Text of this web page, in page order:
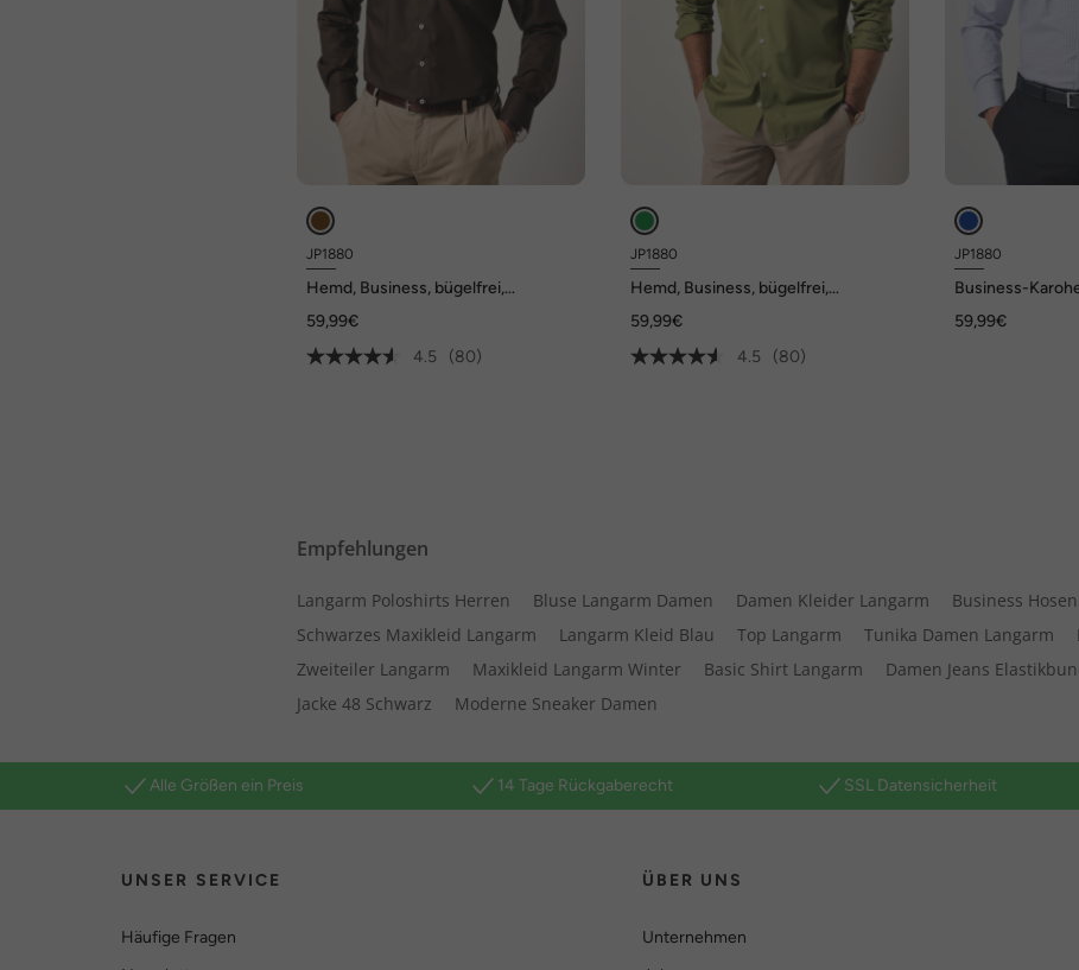
JP1880
Hemd, Business, bügelfrei,
bis 8XL
59,99€
4.5
(80)
JP1880
Hemd, Business, bügelfrei,
bis 8XL
59,99€
4.5
(80)
JP1880
Business-
bis 8 XL
59,99€
Empfehlungen
Langarm Poloshirts Herren Bluse Langarm Damen Damen Kleider Langarm Business
Schwarzes Maxikleid Langarm
Langarm Kleid Blau Top Langarm Tunika Damen Langarm
Zweiteiler Langarm
Maxikleid Langarm Winter Basic Shirt Langarm Damen Jeans
Jacke 48 Schwarz
Moderne Sneaker Damen
Alle Größen ein Preis 14 Tage Rückgaberecht SSL Datensicherheit
UNSER SERVICE
Häufige Fragen
ÜBER UNS
Unternehmen